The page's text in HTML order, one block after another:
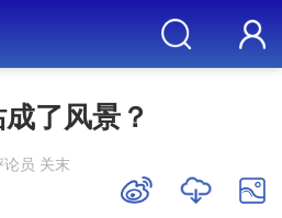
了风景？
论员 关末